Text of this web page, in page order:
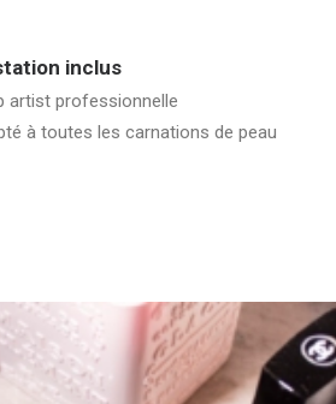
inclus
artist professionnelle
à toutes les carnations de peau